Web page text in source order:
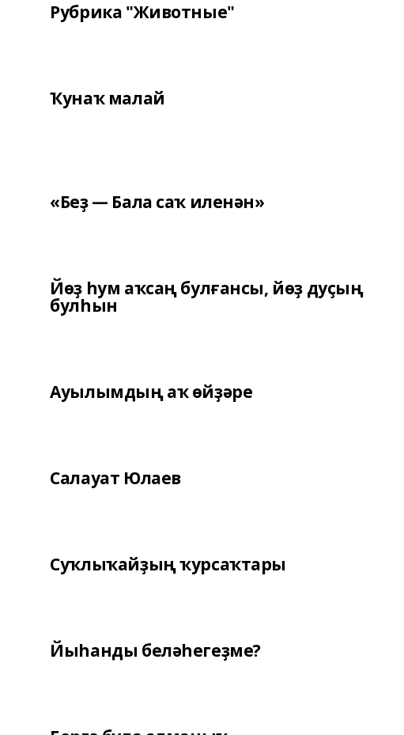
Рубрика "Животные"
Ҡунаҡ малай
«Беҙ — Бала саҡ иленән»
Йөҙ һум аҡсаң булғансы, йөҙ дуҫың
булһын
Ауылымдың аҡ өйҙәре
Салауат Юлаев
Суҡлыҡайҙың ҡурсаҡтары
Йыһанды беләһегеҙме?